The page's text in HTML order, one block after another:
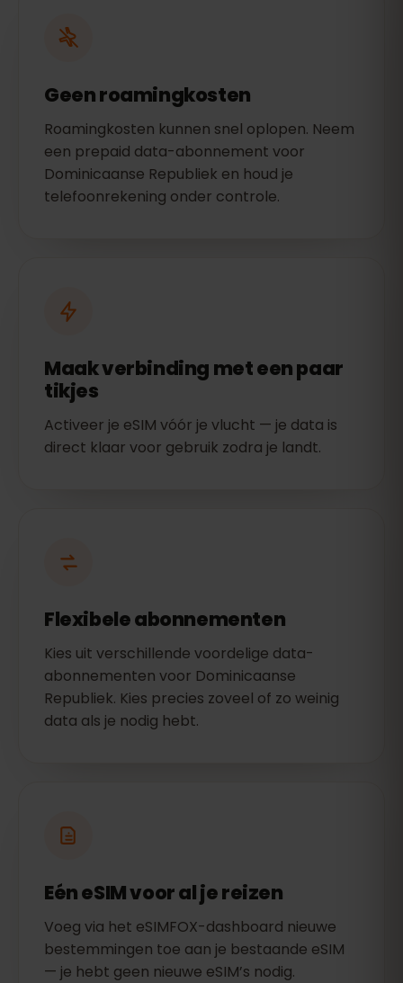
Geen roamingkosten
Roamingkosten kunnen snel oplopen. Neem
een prepaid data-abonnement voor
Dominicaanse Republiek en houd je
telefoonrekening onder controle.
Maak verbinding met een paar
tikjes
Activeer je eSIM vóór je vlucht — je data is
direct klaar voor gebruik zodra je landt.
Flexibele abonnementen
Kies uit verschillende voordelige data-
abonnementen voor Dominicaanse
Republiek. Kies precies zoveel of zo weinig
data als je nodig hebt.
Eén eSIM voor al je reizen
Voeg via het eSIMFOX-dashboard nieuwe
bestemmingen toe aan je bestaande eSIM
— je hebt geen nieuwe eSIM’s nodig.